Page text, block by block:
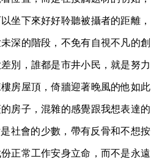
坐下來好好聆聽被攝者的距離，
深的階段，不免有自視不凡的創
別，誰都是市井小民，就是努力
房屋頂，倚牆迎著晚風的他如此
房子，混雜的感覺跟我想表達的
社會的少數，帶有反骨和不想按
正常工作安身立命，而不是永遠